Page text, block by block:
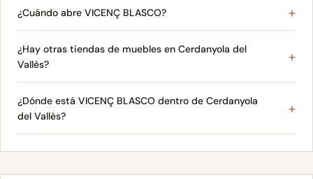
¿Cuándo abre VICENÇ BLASCO?
¿Hay otras tiendas de muebles en Cerdanyola del
Vallès?
¿Dónde está VICENÇ BLASCO dentro de Cerdanyola
del Vallès?